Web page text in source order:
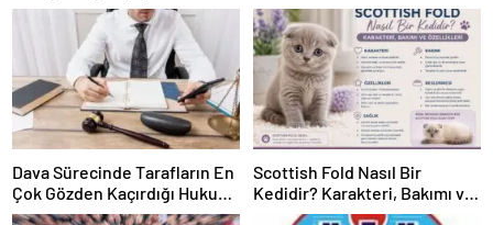
Dava Sürecinde Tarafların En
Çok Gözden Kaçırdığı Hukuki
Ayrıntılar
Scottish Fold Nasıl Bir
Kedidir? Karakteri, Bakımı ve
Özellikleri